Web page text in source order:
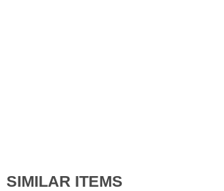
SIMILAR ITEMS